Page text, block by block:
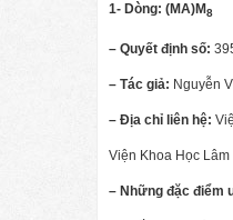
1- Dòng: (MA)M8
– Quyết định số:
– Tác giả: Nguyễn
– Địa chỉ liên hệ:
Viện Khoa Học
– Những đặc điểm